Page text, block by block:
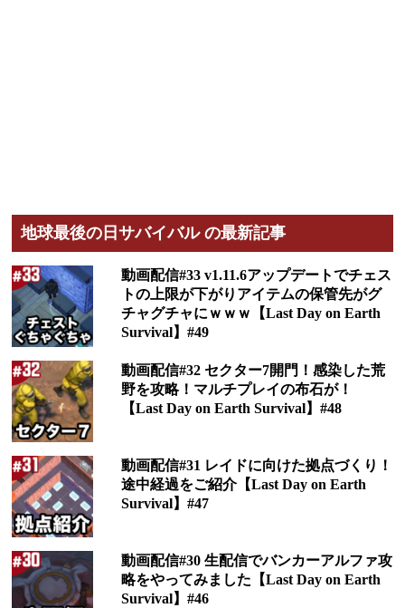
地球最後の日サバイバル の最新記事
動画配信#33 v1.11.6アップデートでチェス
トの上限が下がりアイテムの保管先がグ
チャグチャにｗｗｗ【Last Day on Earth
Survival】#49
動画配信#32 セクター7開門！感染した荒
野を攻略！マルチプレイの布石が！
【Last Day on Earth Survival】#48
動画配信#31 レイドに向けた拠点づくり！
途中経過をご紹介【Last Day on Earth
Survival】#47
動画配信#30 生配信でバンカーアルファ攻
略をやってみました【Last Day on Earth
Survival】#46